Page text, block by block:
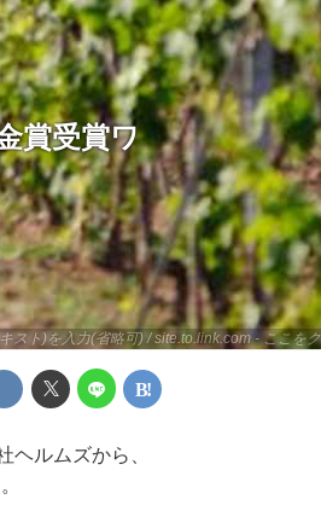
スト)を入力(省略可) / site.to.link.com - ここを
賞受賞ワ
ルムズから、